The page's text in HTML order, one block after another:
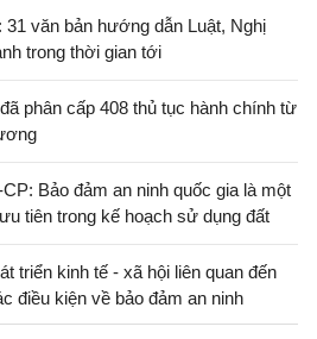
31 văn bản hướng dẫn Luật, Nghị
trong thời gian tới
phân cấp 408 thủ tục hành chính từ
Bảo đảm an ninh quốc gia là một
tiên trong kế hoạch sử dụng đất
triển kinh tế - xã hội liên quan đến
điều kiện về bảo đảm an ninh